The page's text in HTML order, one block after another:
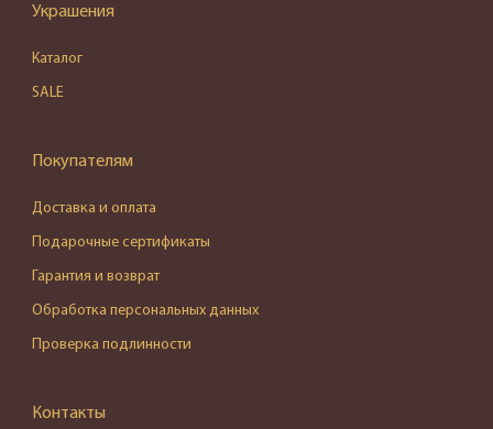
Украшения
Каталог
SALE
Покупателям
Доставка и оплата
Подарочные сертификаты
Гарантия и возврат
Обработка персональных данных
Проверка подлинности
Контакты